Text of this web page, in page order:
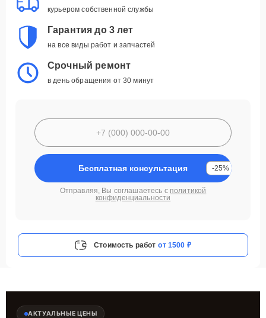
курьером собственной службы
Гарантия до 3 лет
на все виды работ и запчастей
Срочный ремонт
в день обращения от 30 минут
Бесплатная консультация -25%
Отправляя, Вы соглашаетесь с политикой
конфиденциальности
Стоимость работ от 1500 ₽
АКТУАЛЬНЫЕ ЦЕНЫ